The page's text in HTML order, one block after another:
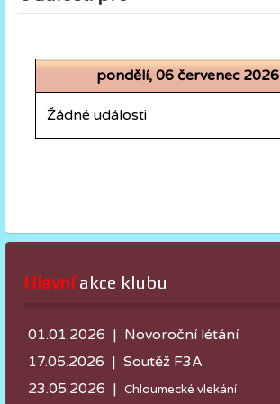
pondělí, 06 červenec 2026
Žádné události
Hlavní akce klubu
01.01.2026 | Novoroční létání
17.05.2026 | Soutěž F3A
23.05.2026 | Chloumecké vlekání